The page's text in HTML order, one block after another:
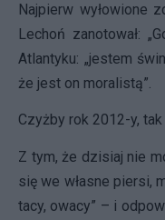
Najpierw wyłowione
Lechoń zanotował:
Atlantyku: „jestem
że jest on moralistą”.
Czyżby rok 2012-y,
Z tym, że dzisiaj nie
się we własne piersi,
tacy, owacy” – i